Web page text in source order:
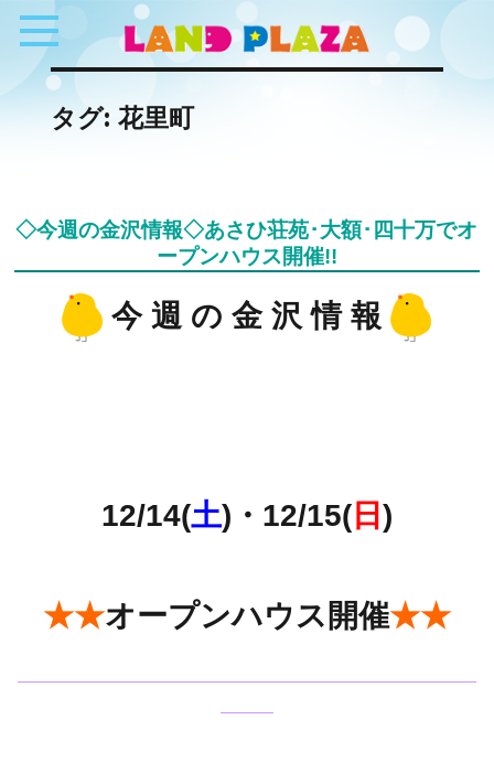
タグ: 花里町
◇今週の金沢情報◇あさひ荘苑･大額･四十万でオ
ープンハウス開催!!
今 週 の 金 沢 情 報
12/14(土)・12/15(日 )
★★オープンハウス開催★★
——————————————————————————
———